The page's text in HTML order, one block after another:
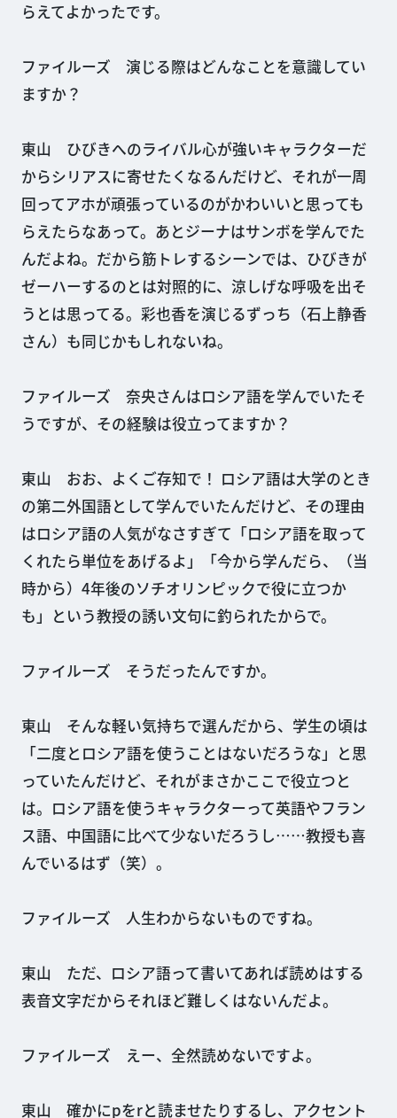
らえてよかったです。
ファイルーズ 演じる際はどんなことを意識してい
ますか？
東山 ひびきへのライバル心が強いキャラクターだ
からシリアスに寄せたくなるんだけど、それが一周
回ってアホが頑張っているのがかわいいと思っても
らえたらなあって。あとジーナはサンボを学んでた
んだよね。だから筋トレするシーンでは、ひびきが
ゼーハーするのとは対照的に、涼しげな呼吸を出そ
うとは思ってる。彩也香を演じるずっち（石上静香
さん）も同じかもしれないね。
ファイルーズ 奈央さんはロシア語を学んでいたそ
うですが、その経験は役立ってますか？
東山 おお、よくご存知で！ ロシア語は大学のとき
の第二外国語として学んでいたんだけど、その理由
はロシア語の人気がなさすぎて「ロシア語を取って
くれたら単位をあげるよ」「今から学んだら、（当
時から）4年後のソチオリンピックで役に立つか
も」という教授の誘い文句に釣られたからで。
ファイルーズ そうだったんですか。
東山 そんな軽い気持ちで選んだから、学生の頃は
「二度とロシア語を使うことはないだろうな」と思
っていたんだけど、それがまさかここで役立つと
は。ロシア語を使うキャラクターって英語やフラン
ス語、中国語に比べて少ないだろうし……教授も喜
んでいるはず（笑）。
ファイルーズ 人生わからないものですね。
東山 ただ、ロシア語って書いてあれば読めはする
表音文字だからそれほど難しくはないんだよ。
ファイルーズ えー、全然読めないですよ。
東山 確かにpをrと読ませたりするし、アクセント